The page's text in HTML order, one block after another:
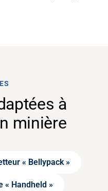
à
minière
« Bellypack »
« Handheld »